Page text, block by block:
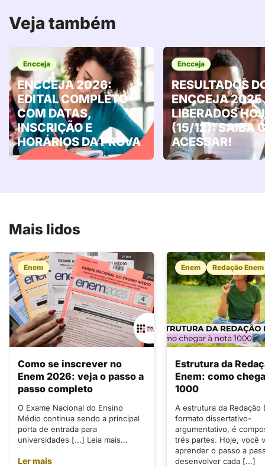
Veja também
Encceja
ENCCEJA 2026:
EDITAL COMPLETO
COM DATAS,
INSCRIÇÃO E
HORÁRIOS DA PROVA
Encceja
RESULTADOS
ENCCEJA 2025
LIBERADOS
(15/12): SAIBA
ACESSAR!
Mais lidos
Enem
Como se inscrever no
Enem 2026: veja o passo a
passo completo
O Exame Nacional do Ensino
Médio continua sendo a principal
porta de entrada para
universidades [...] Leia mais...
Ler mais
Enem Redação Enem
Estrutura da
Enem: como
1000
A estrutura da Redação
formato dissertativo-
argumentativo, é
três partes. Hoje, você
aprender o passo a
desenvolver cada [...]